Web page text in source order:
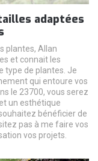
adaptées
plantes, Allan
et connait les
type de plantes. Je
qui entoure vos
le 23700, vous serez
un esthétique
bénéficier de
pas à me faire vos
vos projets.